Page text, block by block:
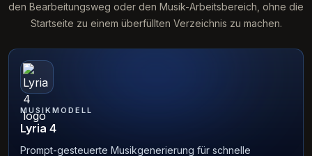
den Bearbeitungsweg oder den Musik-Arbeitsbereich, ohne die
Startseite zu einem überfüllten Verzeichnis zu machen.
MUSIKMODELL
Lyria 4
Prompt-gesteuerte Musikgenerierung für schnelle